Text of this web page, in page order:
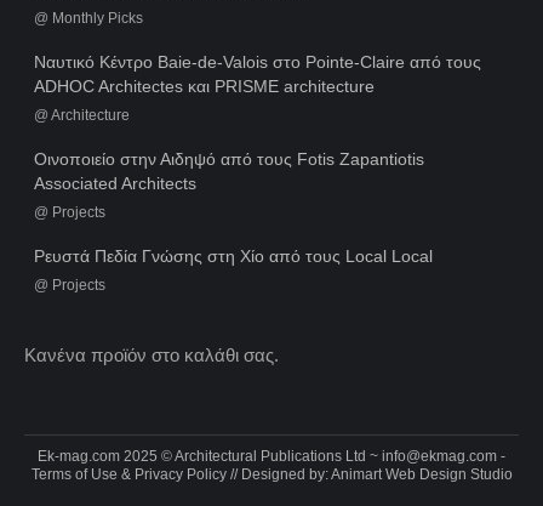
@ Monthly Picks
Ναυτικό Κέντρο Baie-de-Valois στο Pointe-Claire από τους
ADHOC Architectes και PRISME architecture
@ Architecture
Οινοποιείο στην Αιδηψό από τους Fotis Zapantiotis
Associated Architects
@ Projects
Ρευστά Πεδία Γνώσης στη Χίο από τους Local Local
@ Projects
Κανένα προϊόν στο καλάθι σας.
Ek-mag.com 2025 © Architectural Publications Ltd ~ info@ekmag.com -
Terms of Use & Privacy Policy// Designed by:Animart Web Design Studio